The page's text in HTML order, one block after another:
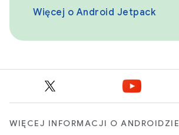
Więcej o Android Jetpack
WIĘCEJ INFORMACJI O ANDROIDZIE